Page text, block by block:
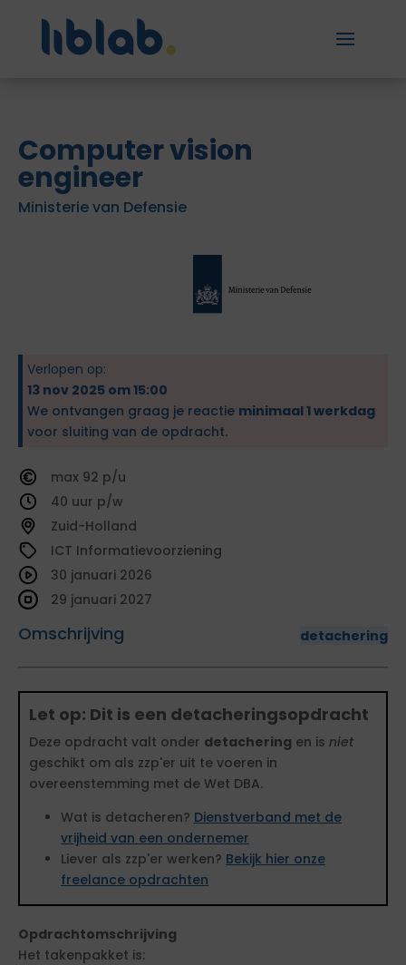
Computer vision
engineer
Ministerie van Defensie
Verlopen op:
13 nov 2025 om 15:00
We ontvangen graag je reactie minimaal 1 werkdag
voor sluiting van de opdracht.
92
40
Zuid-Holland
ICT Informatievoorziening
Omschrijving detachering
30 januari 2026
29 januari 2027
Let op: Dit is een detacheringsopdracht
Deze opdracht valt onder detachering en is niet
geschikt om als zzp'er uit te voeren in
overeenstemming met de Wet DBA.
Wat is detacheren? Dienstverband met de
vrijheid van een ondernemer
Liever als zzp'er werken? Bekijk hier onze
freelance opdrachten
Opdrachtomschrijving
Het takenpakket is: